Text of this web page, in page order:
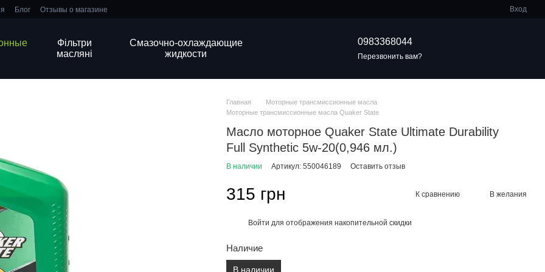
Блог Отзывы о магазине Вход
Фільтри
масляні
Смазочно-охлаждающие
жидкости
0983368044
Перезвонить вам?
Главная
Моторные трансмиссионные масла
Моторные трансмиссионные масла Quaker State
Масло моторное Quaker State Ultimate Durability
Full Synthetic 5w-20(0,946 мл.)
В наличии Артикул: 550046189 Оставить отзыв
315 грн К сравнению В желания
Войти для отображения накопительной скидки
Наличие
В наличии